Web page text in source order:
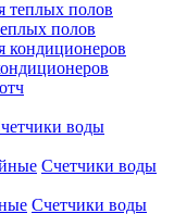
полов
воды
Счетчики воды
Счетчики воды